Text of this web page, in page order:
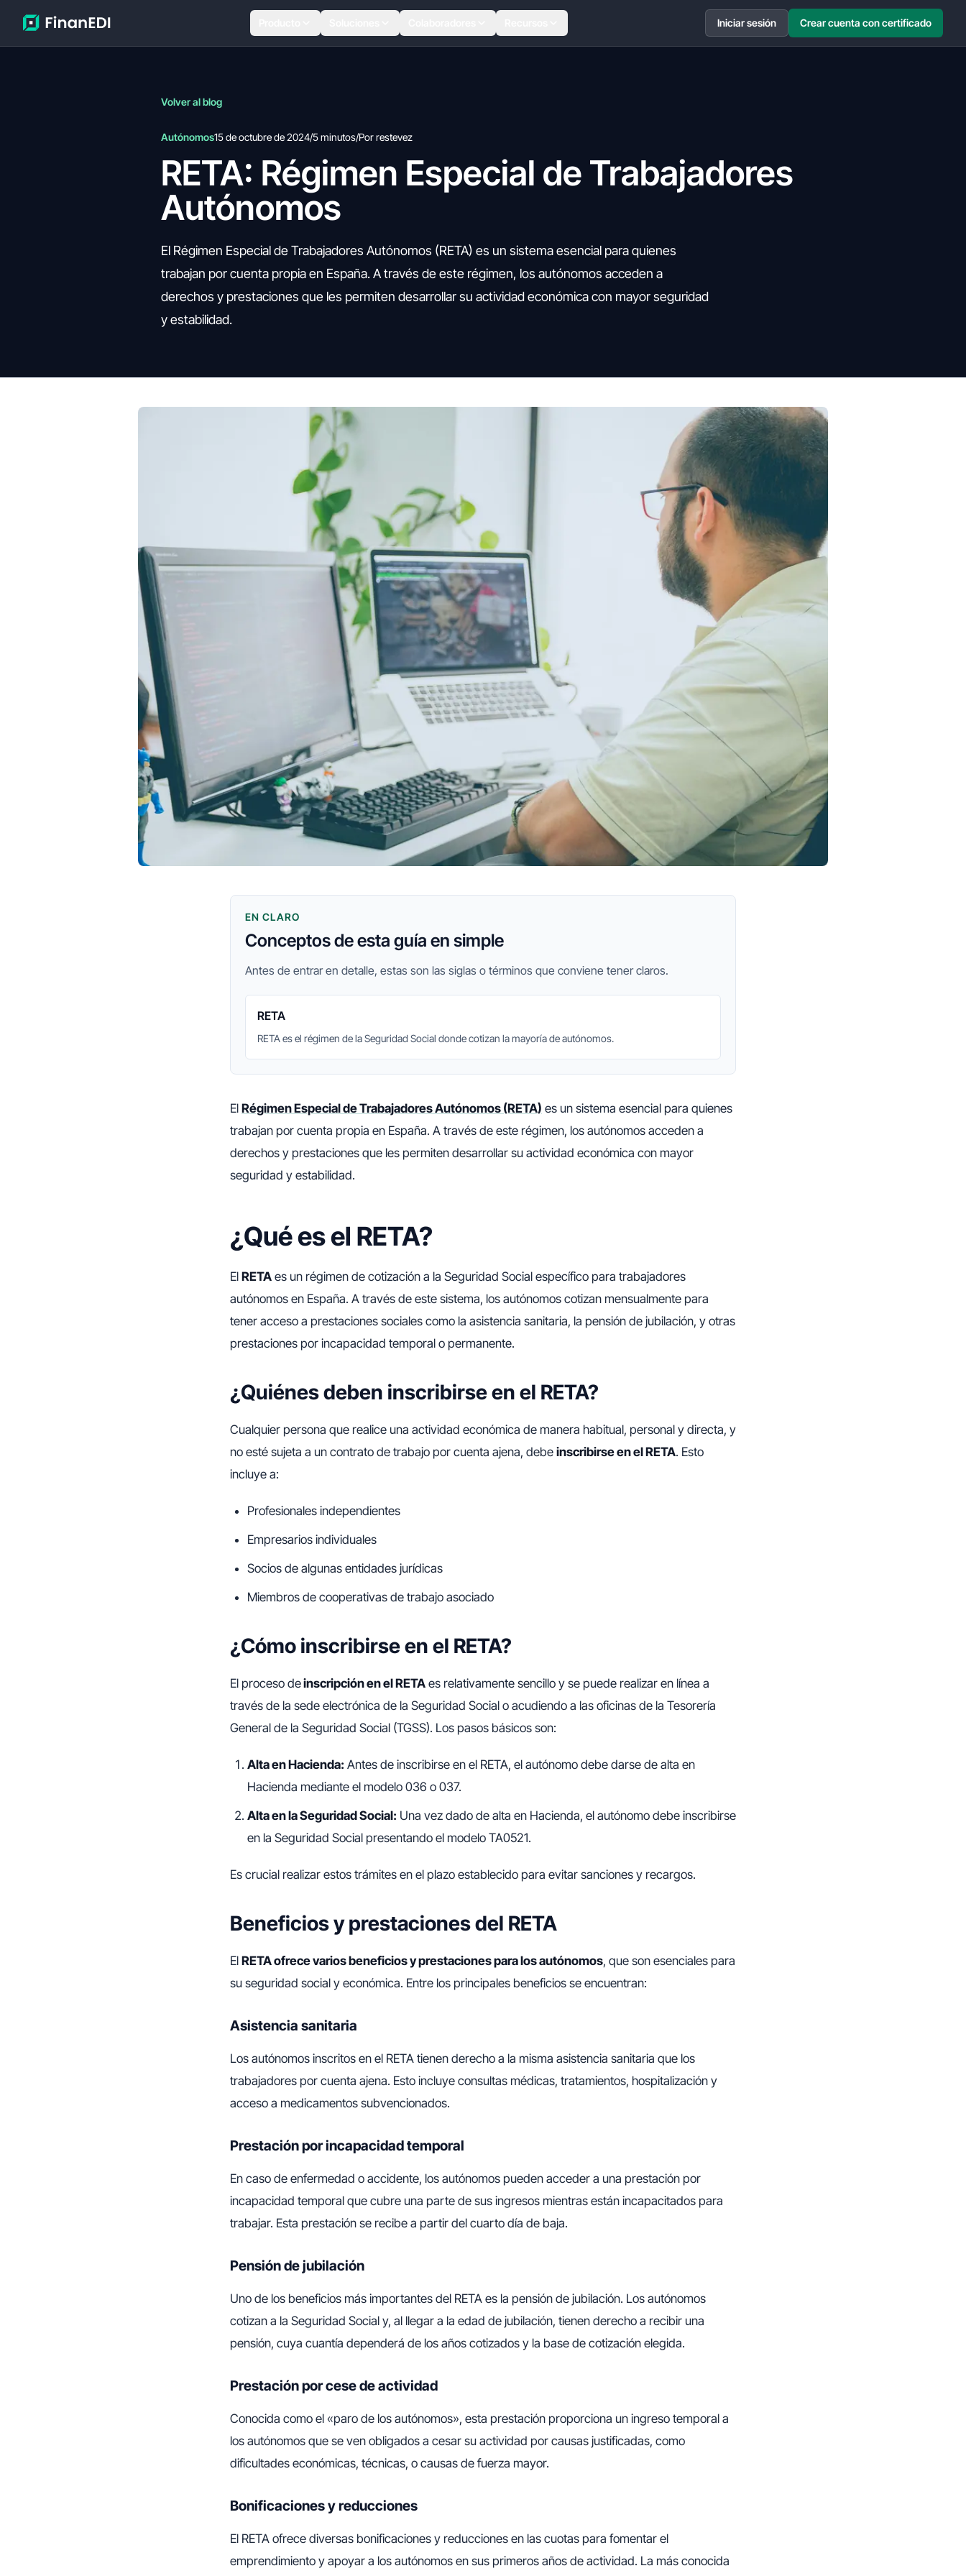
Iniciar sesión Crear cuenta con certificado
Volver al blog
Autónomos15 de octubre de 2024/5 minutos/Por restevez
RETA: Régimen Especial de Trabajadores
Autónomos
El Régimen Especial de Trabajadores Autónomos (RETA) es un sistema esencial para quienes
trabajan por cuenta propia en España. A través de este régimen, los autónomos acceden a
derechos y prestaciones que les permiten desarrollar su actividad económica con mayor seguridad
y estabilidad.
EN CLARO
Conceptos de esta guía en simple
Antes de entrar en detalle, estas son las siglas o términos que conviene tener claros.
RETA
RETA es el régimen de la Seguridad Social donde cotizan la mayoría de autónomos.
El Régimen Especial de Trabajadores Autónomos (RETA) es un sistema esencial para quienes
trabajan por cuenta propia en España. A través de este régimen, los autónomos acceden a
derechos y prestaciones que les permiten desarrollar su actividad económica con mayor
seguridad y estabilidad.
¿Qué es el RETA?
El RETA es un régimen de cotización a la Seguridad Social específico para trabajadores
autónomos en España. A través de este sistema, los autónomos cotizan mensualmente para
tener acceso a prestaciones sociales como la asistencia sanitaria, la pensión de jubilación, y otras
prestaciones por incapacidad temporal o permanente.
¿Quiénes deben inscribirse en el RETA?
Cualquier persona que realice una actividad económica de manera habitual, personal y directa, y
no esté sujeta a un contrato de trabajo por cuenta ajena, debe inscribirse en el RETA. Esto
incluye a:
Profesionales independientes
Empresarios individuales
Socios de algunas entidades jurídicas
Miembros de cooperativas de trabajo asociado
¿Cómo inscribirse en el RETA?
El proceso deinscripción en el RETA es relativamente sencillo y se puede realizar en línea a
través de la sede electrónica de la Seguridad Social o acudiendo a las oficinas de la Tesorería
General de la Seguridad Social (TGSS). Los pasos básicos son:
Alta en Hacienda: Antes de inscribirse en el RETA, el autónomo debe darse de alta en
Hacienda mediante el modelo 036 o 037.
Alta en la Seguridad Social: Una vez dado de alta en Hacienda, el autónomo debe inscribirse
en la Seguridad Social presentando el modelo TA0521.
Es crucial realizar estos trámites en el plazo establecido para evitar sanciones y recargos.
Beneficios y prestaciones del RETA
El RETA ofrece varios beneficios y prestaciones para los autónomos, que son esenciales para
su seguridad social y económica. Entre los principales beneficios se encuentran:
Asistencia sanitaria
Los autónomos inscritos en el RETA tienen derecho a la misma asistencia sanitaria que los
trabajadores por cuenta ajena. Esto incluye consultas médicas, tratamientos, hospitalización y
acceso a medicamentos subvencionados.
Prestación por incapacidad temporal
En caso de enfermedad o accidente, los autónomos pueden acceder a una prestación por
incapacidad temporal que cubre una parte de sus ingresos mientras están incapacitados para
trabajar. Esta prestación se recibe a partir del cuarto día de baja.
Pensión de jubilación
Uno de los beneficios más importantes del RETA es la pensión de jubilación. Los autónomos
cotizan a la Seguridad Social y, al llegar a la edad de jubilación, tienen derecho a recibir una
pensión, cuya cuantía dependerá de los años cotizados y la base de cotización elegida.
Prestación por cese de actividad
Conocida como el «paro de los autónomos», esta prestación proporciona un ingreso temporal a
los autónomos que se ven obligados a cesar su actividad por causas justificadas, como
dificultades económicas, técnicas, o causas de fuerza mayor.
Bonificaciones y reducciones
El RETA ofrece diversas bonificaciones y reducciones en las cuotas para fomentar el
emprendimiento y apoyar a los autónomos en sus primeros años de actividad. La más conocida